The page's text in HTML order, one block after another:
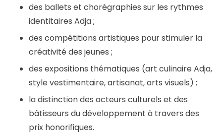
des ballets et chorégraphies sur les rythmes
identitaires Adja ;
des compétitions artistiques pour stimuler la
créativité des jeunes ;
des expositions thématiques (art culinaire Adja,
style vestimentaire, artisanat, arts visuels) ;
la distinction des acteurs culturels et des
bâtisseurs du développement à travers des
prix honorifiques.